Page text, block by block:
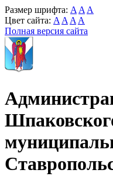
Размер шрифта: A A A
Цвет сайта: A A A A
Полная версия сайта